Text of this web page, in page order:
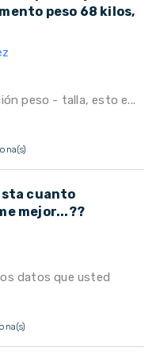
peso 68 kilos,
peso - talla, esto e...
cuanto
mejor...??
datos que usted